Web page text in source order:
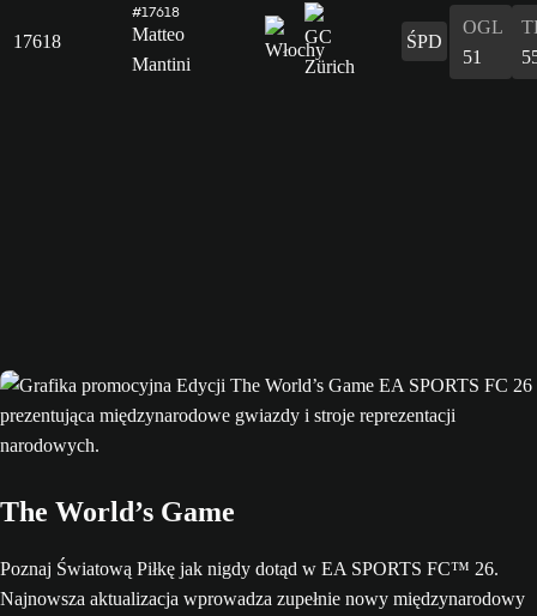
17618
#17618
Matteo
Mantini
ŚPD
OGL
51
The World’s Game
Poznaj Światową Piłkę jak nigdy dotąd w EA SPORTS FC™ 26.
Najnowsza aktualizacja wprowadza zupełnie nowy międzynarodowy